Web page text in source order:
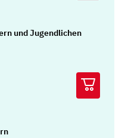
und Jugendlichen